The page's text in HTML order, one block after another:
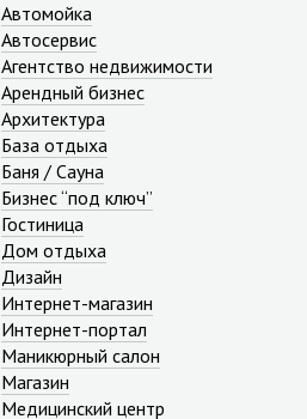
Автомойка
Автосервис
Агентство недвижимости
Арендный бизнес
Архитектура
База отдыха
Баня / Сауна
Бизнес “под ключ”
Гостиница
Дом отдыха
Дизайн
Интернет-магазин
Интернет-портал
Маникюрный салон
Магазин
Медицинский центр